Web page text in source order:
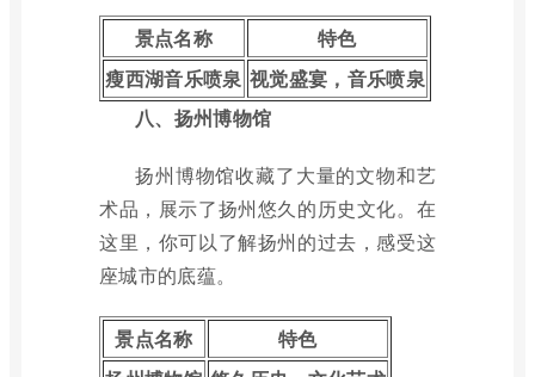
景点名称
特色
瘦西湖音乐喷泉 视觉盛宴，音乐喷泉
八、扬州博物馆
扬州博物馆收藏了大量的文物和艺
术品，展示了扬州悠久的历史文化。在
这里，你可以了解扬州的过去，感受这
座城市的底蕴。
景点名称
特色